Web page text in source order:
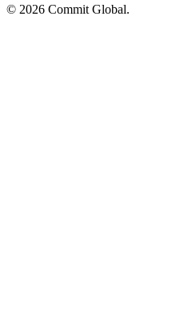
© 2026 Commit Global.